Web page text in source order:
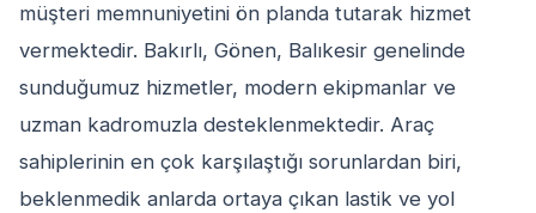
müşteri memnuniyetini ön planda tutarak hizmet
vermektedir. Bakırlı, Gönen, Balıkesir genelinde
sunduğumuz hizmetler, modern ekipmanlar ve
uzman kadromuzla desteklenmektedir. Araç
sahiplerinin en çok karşılaştığı sorunlardan biri,
beklenmedik anlarda ortaya çıkan lastik ve yol